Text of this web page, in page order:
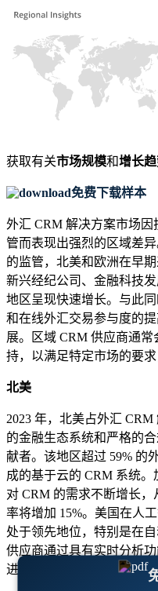
获取有关市场规模和增长
免费下载样本
外汇 CRM 解决方案市场
管而表现出强烈的区域差
的监管，北美和欧洲在早
新兴经纪公司、金融科技
地区呈现快速增长。与此
和在线外汇交易参与度的
展。区域 CRM 供应商通
持，以满足特定市场的要
北美
2023 年，北美占外汇
的金融生态系统和严格的
献者。该地区超过 59% 的
成的基于云的 CRM 系统
对 CRM 的需求不断增长，
率将增加 15%。美国在人
处于领先地位，特别是在
供应商通过具有实时分析
进经纪商更快地做出决策。